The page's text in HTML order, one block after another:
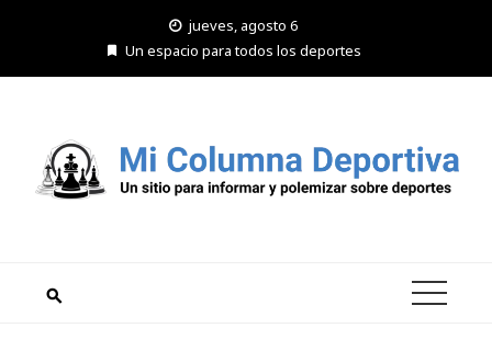
jueves, agosto 6
Un espacio para todos los deportes